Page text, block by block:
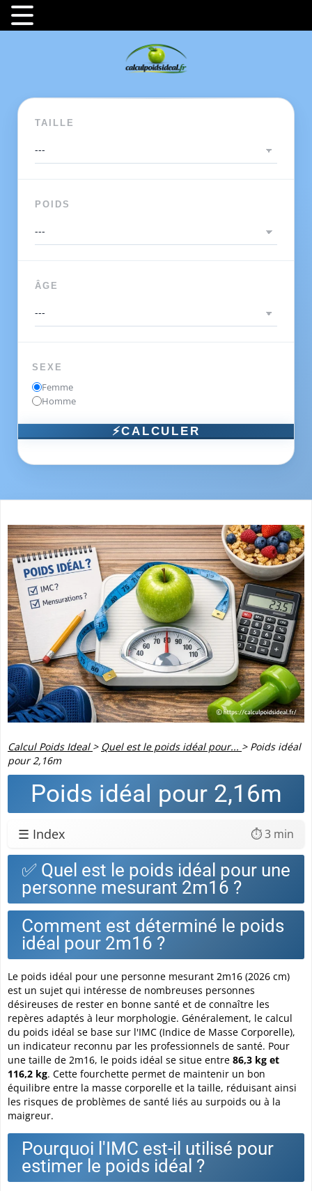
TAILLE
POIDS
ÂGE
SEXE
Femme
Homme
⚡CALCULER
Calcul Poids Ideal > Quel est le poids idéal pour... > Poids idéal
pour 2,16m
Poids idéal pour 2,16m
☰ Index ⏱️ 3 min
✅ Quel est le poids idéal pour une
personne mesurant 2m16 ?
Comment est déterminé le poids
idéal pour 2m16 ?
Le poids idéal pour une personne mesurant 2m16 (2026 cm)
est un sujet qui intéresse de nombreuses personnes
désireuses de rester en bonne santé et de connaître les
repères adaptés à leur morphologie. Généralement, le calcul
du poids idéal se base sur l'IMC (Indice de Masse Corporelle),
un indicateur reconnu par les professionnels de santé. Pour
une taille de 2m16, le poids idéal se situe entre 86,3 kg et
116,2 kg. Cette fourchette permet de maintenir un bon
équilibre entre la masse corporelle et la taille, réduisant ainsi
les risques de problèmes de santé liés au surpoids ou à la
maigreur.
Pourquoi l'IMC est-il utilisé pour
estimer le poids idéal ?